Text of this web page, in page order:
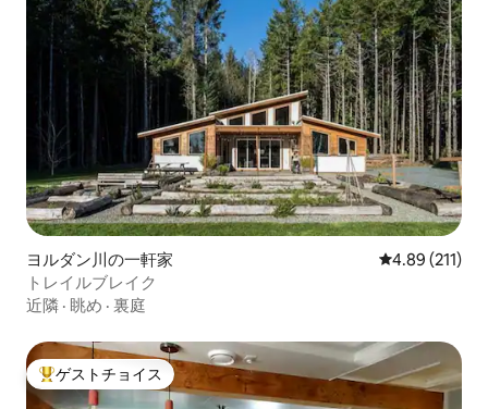
ヨルダン川の一軒家 レビュー211
4.89 (211)
トレイルブレイク
近隣 · 眺め · 裏庭
大好評のゲストチョイスです。
ゲストチョイス